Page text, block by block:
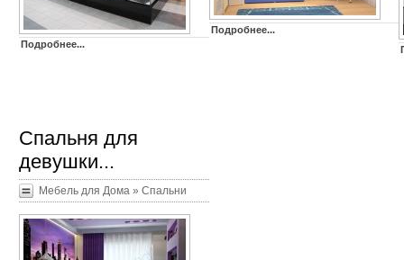
Подробнее...
Подробнее...
Спальня для
девушки...
Мебель для Дома » Спальни